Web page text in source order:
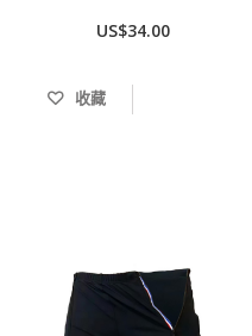
US$34.00
收藏